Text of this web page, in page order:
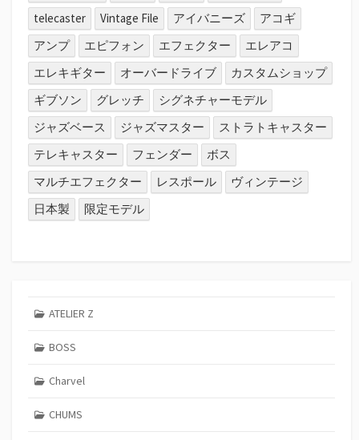
telecaster
Vintage File アイバニーズ
アコギ
アンプ
エピフォン エフェクター
エレアコ
エレキギター
オーバードライブ
カスタムショップ
ギブソン
グレッチ
シグネチャーモデル
ジャズベース
ジャズマスター
ストラトキャスター
テレキャスター
フェンダー
ボス
マルチエフェクター
レスポール
ヴィンテージ
日本製
限定モデル
ATELIER Z
BOSS
Charvel
CHUMS